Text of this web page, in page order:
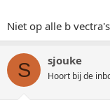
Niet op alle b
S sjouke
Hoort bij de